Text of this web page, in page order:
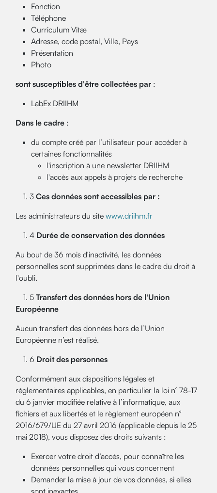
Fonction
Téléphone
Curriculum Vitæ
Adresse, code postal, Ville, Pays
Présentation
Photo
sont susceptibles d'être collectées par :
LabEx DRIIHM
Dans le cadre :
du compte créé par l’utilisateur pour accéder à
certaines fonctionnalités
l'inscription à une newsletter DRIIHM
l'accès aux appels à projets de recherche
1. 3 Ces données sont accessibles par :
Les administrateurs du site www.driihm.fr
1. 4 Durée de conservation des données
Au bout de 36 mois d'inactivité, les données
personnelles sont supprimées dans le cadre du droit à
l'oubli.
1. 5 Transfert des données hors de l'Union
Européenne
Aucun transfert des données hors de l’Union
Européenne n’est réalisé.
1. 6 Droit des personnes
Conformément aux dispositions légales et
réglementaires applicables, en particulier la loi n° 78-17
du 6 janvier modifiée relative à l’informatique, aux
fichiers et aux libertés et le règlement européen n°
2016/679/UE du 27 avril 2016 (applicable depuis le 25
mai 2018), vous disposez des droits suivants :
Exercer votre droit d’accès, pour connaître les
données personnelles qui vous concernent
Demander la mise à jour de vos données, si elles
sont inexactes